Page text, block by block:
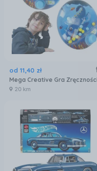
od 11,40 zł
20 km